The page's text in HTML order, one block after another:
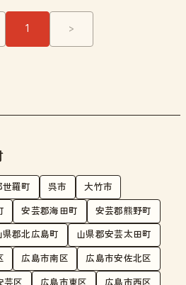
1 >
世羅町 呉市 大竹市
安芸郡海田町 安芸郡熊野町
県郡北広島町 山県郡安芸太田町
広島市南区 広島市安佐北区
芸区 広島市東区 広島市西区